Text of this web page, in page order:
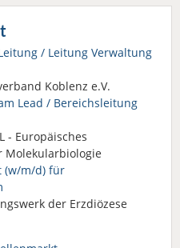
/ Leitung Verwaltung
Koblenz e.V.
Lead / Bereichsleitung
- Europäisches
Molekularbiologie
(w/m/d) für
der Erzdiözese